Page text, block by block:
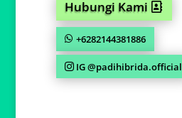
Hubungi Kami
+6282144381886
IG @padihibrida.official